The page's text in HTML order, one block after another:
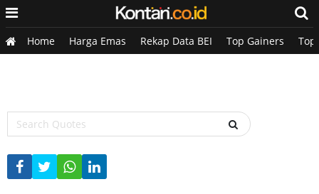
Home Harga Emas Rekap Data BEI Top Gainers Top